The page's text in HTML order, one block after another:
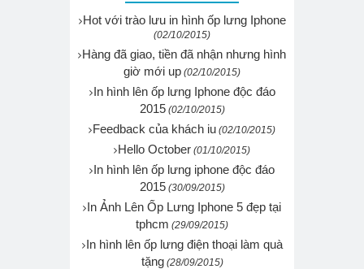
Hot với trào lưu in hình ốp lưng Iphone
(02/10/2015)
Hàng đã giao, tiền đã nhận nhưng hình
giờ mới up (02/10/2015)
In hình lên ốp lưng Iphone độc đáo
2015 (02/10/2015)
Feedback của khách iu (02/10/2015)
Hello October (01/10/2015)
In hình lên ốp lưng iphone độc đáo
2015 (30/09/2015)
In Ảnh Lên Ốp Lưng Iphone 5 đẹp tại
tphcm (29/09/2015)
In hình lên ốp lưng điện thoại làm quà
tặng (28/09/2015)